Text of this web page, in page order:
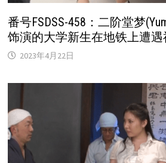
番号FSDSS-458：二阶堂梦
饰演的大学新生在地铁上遭
2023年4月22日